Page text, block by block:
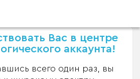
Вас в центре
аккаунта!
всего один раз, вы